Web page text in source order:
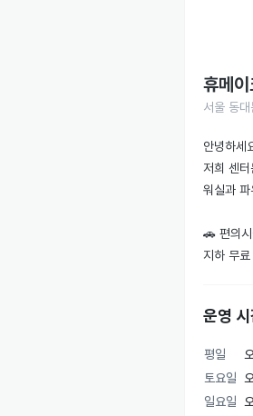
휴메
서울 동
안녕하세
저희 센
워실과
🚗 편의
지하 무
청결 관
👩‍🏫 PT
체형 교
다이어트
운영
평일
토요일
일요일